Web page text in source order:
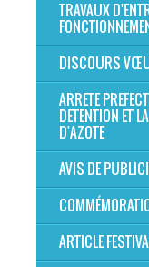
TRAVAUX
DISCOURS
ARRETE
DETENTION ET
D'AZOTE
AVIS DE
ARTICLE